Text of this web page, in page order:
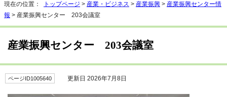
現在の位置： トップページ > 産業・ビジネス > 産業振興 > 産業振興センター情
報 > 産業振興センター 203会議室
産業振興センター 203会議室
ページID1005640 更新日 2026年7月8日